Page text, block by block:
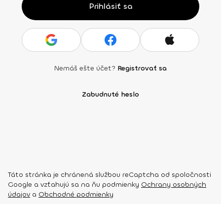
Prihlásiť sa
Nemáš ešte účet? Registrovať sa
Zabudnuté heslo
Táto stránka je chránená službou reCaptcha od spoločnosti
Google a vzťahujú sa na ňu podmienky Ochrany osobných
údajov a Obchodné podmienky